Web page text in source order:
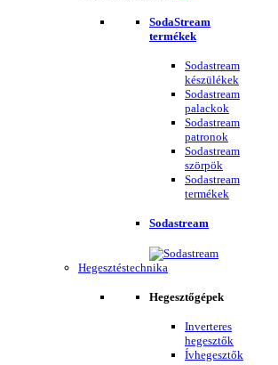
SodaStream
termékek
Sodastream
készülékek
Sodastream
palackok
Sodastream
patronok
Sodastream
szörpök
Sodastream
termékek
Sodastream
Hegesztéstechnika
Hegesztőgépek
Inverteres
hegesztők
Ívhegesztők